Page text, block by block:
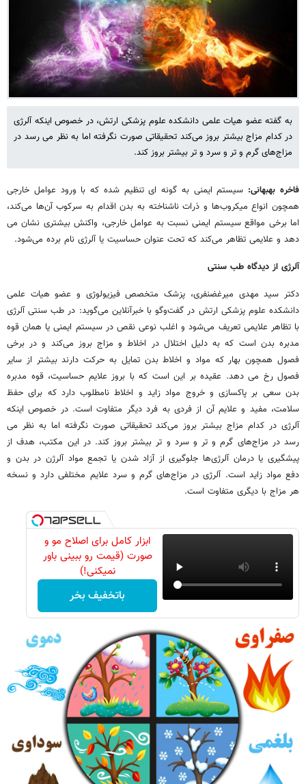
به گفته عضو هیات علمی دانشکده علوم پزشکی ارتش، در خصوص اینکه آلرژی
در کدام مزاج بیشتر بروز می‌کند تحقیقاتی صورت نگرفته اما به نظر می رسد در
مزاج‌های گرم و تر و سرد و تر بیشتر بروز کند.
فاخره بهبهانی: سیستم ایمنی به گونه ای تنظیم شده که با ورود عوامل خارجی
همچون انواع میکروب‌ها و ذرات ناشناخته به بدن اقدام به سرکوب آن‌ها می‌کند،
اما برخی مواقع سیستم ایمنی نسبت به عوامل خارجی، واکنش بیشتری نشان می
دهد و علایمی تظاهر می‌کند که تحت عنوان حساسیت یا آلرژی نام برده می‌شود.
آلرژی از دیدگاه طب سنتی
دکتر سید مهدی میرغضنفری، پزشک متخصص فیزیولوژی و عضو هیات علمی
دانشکده علوم پزشکی ارتش در گفت‌وگو با خبرآنلاین می‌گوید: در طب سنتی آلرژی
با تظاهر علایمی تعریف می‌شود و اغلب نوعی نقص در سیستم ایمنی یا همان قوه
مدبره بدن است که به دلیل اختلال در اخلاط و مزاج بروز می‌کند و در برخی
فصول همچون بهار که مواد و اخلاط بدن تمایل به حرکت دارند بیشتر از سایر
فصول رخ می دهد. عقیده بر این است که با بروز علایم حساسیت، قوه مدبره
بدن سعی بر پاکسازی و خروج مواد زاید و اخلاط نامطلوب دارد که برای حفظ
سلامت، مفید و علایم آن از فردی به فرد دیگر متفاوت است. در خصوص اینکه
آلرژی در کدام مزاج بیشتر بروز می‌کند تحقیقاتی صورت نگرفته اما به نظر می
رسد در مزاج‌های گرم و تر و سرد و تر بیشتر بروز کند. در این مکتب، هدف از
پیشگیری یا درمان آلرژی‌ها جلوگیری از آزاد شدن یا تجمع مواد آلرژن در بدن و
دفع مواد زاید است. آلرژی در مزاج‌های گرم و سرد علایم مختلفی دارد و نسخه
هر مزاج با دیگری متفاوت است.
ابزار کامل برای اصلاح مو و
صورت (قیمت رو ببینی باور
نمیکنی!)
باتخفیف بخر